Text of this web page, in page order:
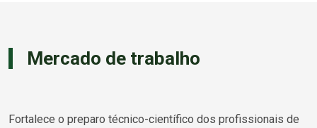
Mercado de trabalho
Fortalece o preparo técnico-científico dos profissionais de